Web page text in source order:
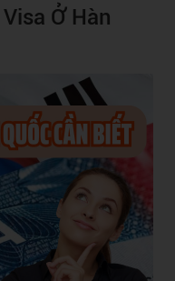
Ở Hàn